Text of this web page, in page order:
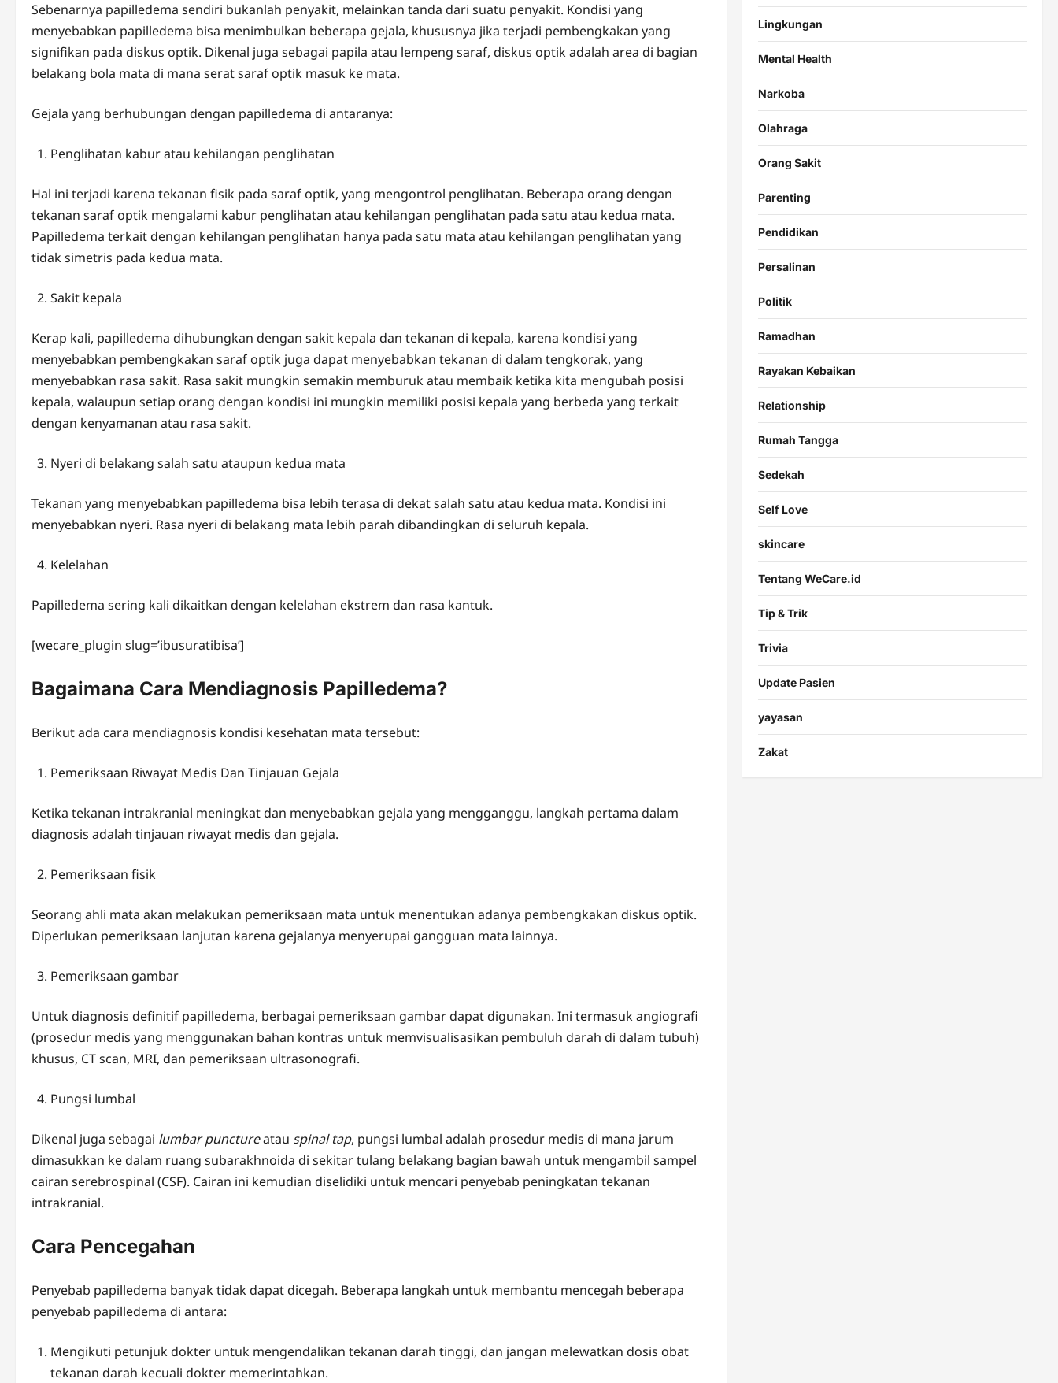
Sebenarnya papilledema sendiri bukanlah penyakit, melainkan tanda dari suatu penyakit. Kondisi yang
menyebabkan papilledema bisa menimbulkan beberapa gejala, khususnya jika terjadi pembengkakan yang
signifikan pada diskus optik. Dikenal juga sebagai papila atau lempeng saraf, diskus optik adalah area di bagian
belakang bola mata di mana serat saraf optik masuk ke mata.
Gejala yang berhubungan dengan papilledema di antaranya:
Penglihatan kabur atau kehilangan penglihatan
Hal ini terjadi karena tekanan fisik pada saraf optik, yang mengontrol penglihatan. Beberapa orang dengan
tekanan saraf optik mengalami kabur penglihatan atau kehilangan penglihatan pada satu atau kedua mata.
Papilledema terkait dengan kehilangan penglihatan hanya pada satu mata atau kehilangan penglihatan yang
tidak simetris pada kedua mata.
Sakit kepala
Kerap kali, papilledema dihubungkan dengan sakit kepala dan tekanan di kepala, karena kondisi yang
menyebabkan pembengkakan saraf optik juga dapat menyebabkan tekanan di dalam tengkorak, yang
menyebabkan rasa sakit. Rasa sakit mungkin semakin memburuk atau membaik ketika kita mengubah posisi
kepala, walaupun setiap orang dengan kondisi ini mungkin memiliki posisi kepala yang berbeda yang terkait
dengan kenyamanan atau rasa sakit.
Nyeri di belakang salah satu ataupun kedua mata
Tekanan yang menyebabkan papilledema bisa lebih terasa di dekat salah satu atau kedua mata. Kondisi ini
menyebabkan nyeri. Rasa nyeri di belakang mata lebih parah dibandingkan di seluruh kepala.
Kelelahan
Papilledema sering kali dikaitkan dengan kelelahan ekstrem dan rasa kantuk.
[wecare_plugin slug=’ibusuratibisa’]
Bagaimana Cara Mendiagnosis Papilledema?
Berikut ada cara mendiagnosis kondisi kesehatan mata tersebut:
Pemeriksaan Riwayat Medis Dan Tinjauan Gejala
Ketika tekanan intrakranial meningkat dan menyebabkan gejala yang mengganggu, langkah pertama dalam
diagnosis adalah tinjauan riwayat medis dan gejala.
Pemeriksaan fisik
Seorang ahli mata akan melakukan pemeriksaan mata untuk menentukan adanya pembengkakan diskus optik.
Diperlukan pemeriksaan lanjutan karena gejalanya menyerupai gangguan mata lainnya.
Pemeriksaan gambar
Untuk diagnosis definitif papilledema, berbagai pemeriksaan gambar dapat digunakan. Ini termasuk angiografi
(prosedur medis yang menggunakan bahan kontras untuk memvisualisasikan pembuluh darah di dalam tubuh)
khusus, CT scan, MRI, dan pemeriksaan ultrasonografi.
Pungsi lumbal
Dikenal juga sebagai lumbar punctureatau spinal tap, pungsi lumbal adalah prosedur medis di mana jarum
dimasukkan ke dalam ruang subarakhnoida di sekitar tulang belakang bagian bawah untuk mengambil sampel
cairan serebrospinal (CSF). Cairan ini kemudian diselidiki untuk mencari penyebab peningkatan tekanan
intrakranial.
Cara Pencegahan
Penyebab papilledema banyak tidak dapat dicegah. Beberapa langkah untuk membantu mencegah beberapa
penyebab papilledema di antara:
Mengikuti petunjuk dokter untuk mengendalikan tekanan darah tinggi, dan jangan melewatkan dosis obat
tekanan darah kecuali dokter memerintahkan.
Lingkungan
Mental Health
Narkoba
Olahraga
Orang Sakit
Parenting
Pendidikan
Persalinan
Politik
Ramadhan
Rayakan Kebaikan
Relationship
Rumah Tangga
Sedekah
Self Love
skincare
Tentang WeCare.id
Tip & Trik
Trivia
Update Pasien
yayasan
Zakat